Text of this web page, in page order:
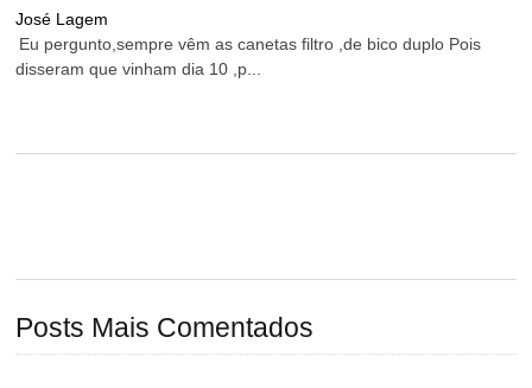
José Lagem
Eu pergunto,sempre vêm as canetas filtro ,de bico duplo Pois
disseram que vinham dia 10 ,p...
Posts Mais Comentados